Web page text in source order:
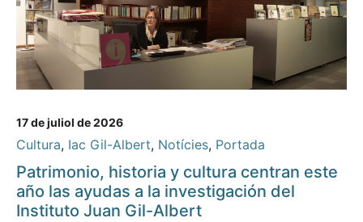
17 de juliol de 2026
Cultura, Iac Gil-Albert, Notícies, Portada
Patrimonio, historia y cultura centran este
año las ayudas a la investigación del
Instituto Juan Gil-Albert